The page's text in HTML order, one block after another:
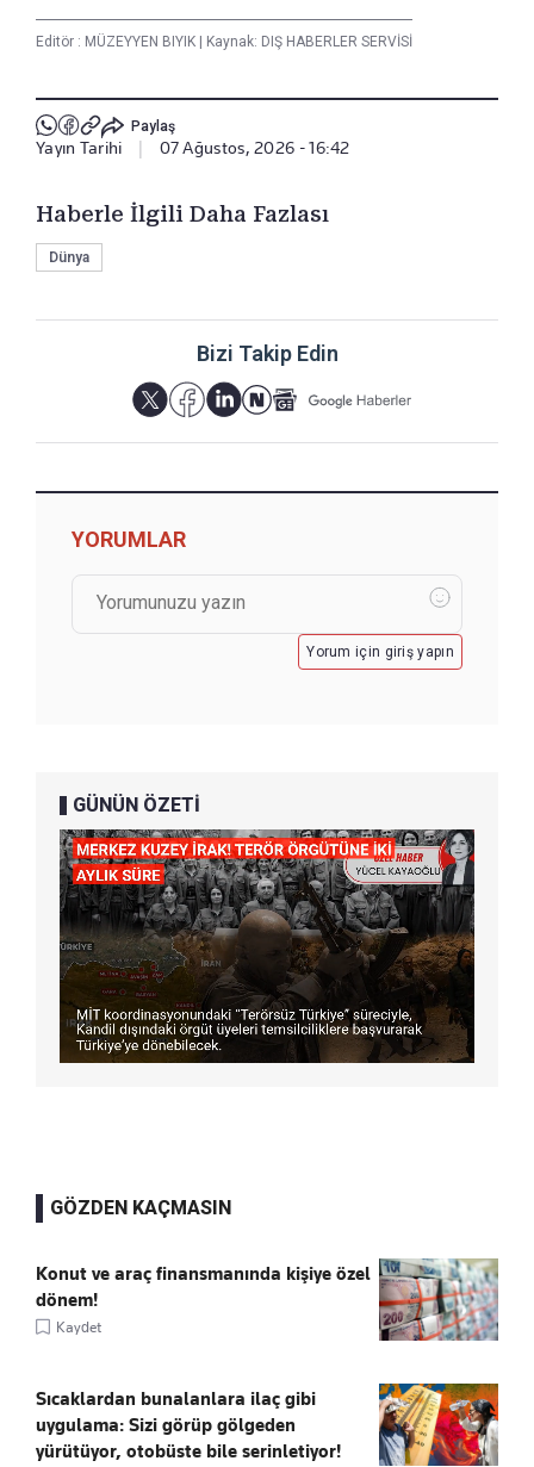
Editör : MÜZEYYEN BIYIK | Kaynak: DIŞ HABERLER SERVİSİ
Paylaş
Yayın Tarihi 07 Ağustos, 2026 - 16:42
Haberle İlgili Daha Fazlası
Dünya
Bizi Takip Edin
YORUMLAR
Yorum için giriş yapın
GÜNÜN ÖZETİ
GÖZDEN KAÇMASIN
Konut ve araç finansmanında kişiye özel
dönem!
Kaydet
Sıcaklardan bunalanlara ilaç gibi
uygulama: Sizi görüp gölgeden
yürütüyor, otobüste bile serinletiyor!